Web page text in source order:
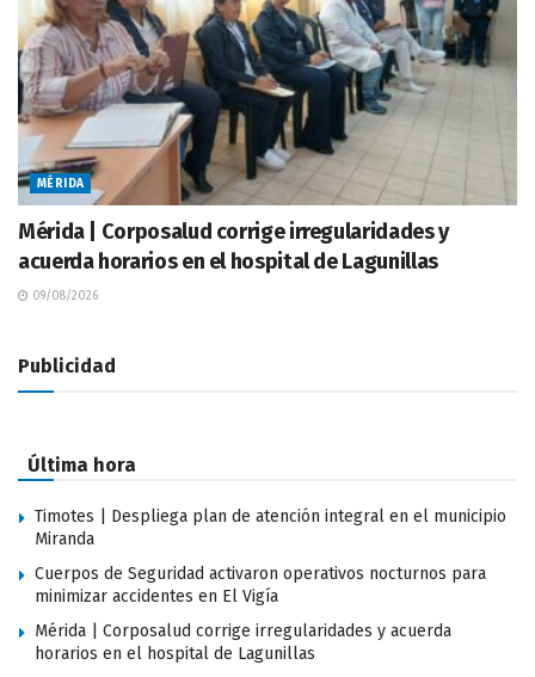
MÉRIDA
Mérida | Corposalud corrige irregularidades y
acuerda horarios en el hospital de Lagunillas
09/08/2026
Publicidad
Última hora
Timotes | Despliega plan de atención integral en el municipio
Miranda
Cuerpos de Seguridad activaron operativos nocturnos para
minimizar accidentes en El Vigía
Mérida | Corposalud corrige irregularidades y acuerda
horarios en el hospital de Lagunillas